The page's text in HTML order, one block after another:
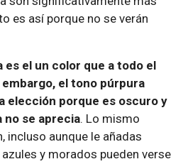
es así porque no se verán
es el un color que a todo el
el tono púrpura
elección porque es oscuro y
no se aprecia. Lo mismo
incluso aunque le añadas
y morados pueden verse